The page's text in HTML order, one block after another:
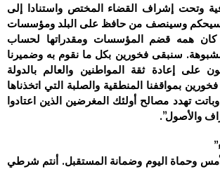
وتحت إشراف القضاء المختص واستنادا إلى
سيحكم وسينصف من حافظ على البلد ومؤسسات
كان همه قضم المؤسسات ومقدراتها لحساب
سنبقى فخورين بكل ما نقوم به وضميرنا
على إعادة ثقة المواطنين والعالم بالدولة
بمواقفنا المنطقية والصلبة التي اتخذناها
تهدد مصالح أولئك المغرضين الذين اعتادوا
والأصول”.
وحماة اليوم وضمانة المستقبل. أنتم شرطي